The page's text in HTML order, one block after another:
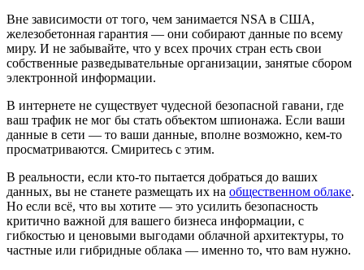
Вне зависимости от того, чем занимается NSA в США,
железобетонная гарантия — они собирают данные по всему
миру. И не забывайте, что у всех прочих стран есть свои
собственные разведывательные организации, занятые сбором
электронной информации.
В интернете не существует чудесной безопасной гавани, где
ваш трафик не мог бы стать объектом шпионажа. Если ваши
данные в сети — то ваши данные, вполне возможно, кем-то
просматриваются. Смиритесь с этим.
В реальности, если кто-то пытается добраться до ваших
данных, вы не станете размещать их на общественном облаке.
Но если всё, что вы хотите — это усилить безопасность
критично важной для вашего бизнеса информации, с
гибкостью и ценовыми выгодами облачной архитектуры, то
частные или гибридные облака — именно то, что вам нужно.